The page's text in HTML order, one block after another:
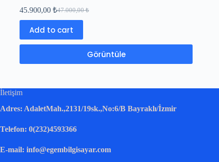
47.000,00₺
45.900,00 ₺
Add to cart
Görüntüle
İletişim
Adres: AdaletMah.,2131/19sk.,No:6/B Bayraklı/İzmir
Telefon: 0(232)4593366
E-mail: info@egembilgisayar.com